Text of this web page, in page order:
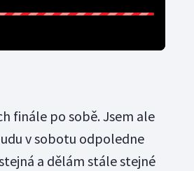
finále po sobě. Jsem ale
v sobotu odpoledne
a dělám stále stejné